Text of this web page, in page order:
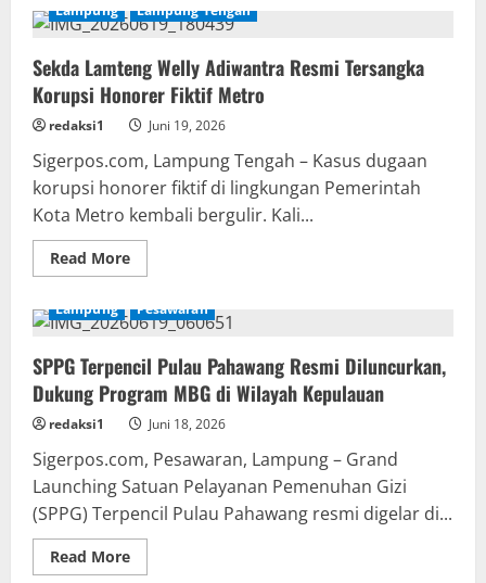
RSUD
Batin
Wabup
Tanggamus
Temukan
WC
Rusak
Saluran
Pembuangan
Bermasalah
Lampung Lampung Tengah
Sekda Lamteng Welly Adiwantra Resmi Tersangka
Korupsi Honorer Fiktif Metro
redaksi1 Juni 19, 2026
Sigerpos.com, Lampung Tengah – Kasus dugaan
korupsi honorer fiktif di lingkungan Pemerintah
Kota Metro kembali bergulir. Kali...
Read MoreRead
more
Lamteng
Welly
Resmi
Tersangka
Korupsi
Honorer
Fiktif
Lampung Pesawaran
SPPG Terpencil Pulau Pahawang Resmi Diluncurkan,
Dukung Program MBG di Wilayah Kepulauan
redaksi1 Juni 18, 2026
Sigerpos.com, Pesawaran, Lampung – Grand
Launching Satuan Pelayanan Pemenuhan Gizi
(SPPG) Terpencil Pulau Pahawang resmi digelar di...
Read MoreRead
more